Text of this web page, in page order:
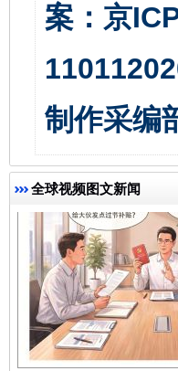
案：京
制作采编
全球视频图文新闻
千年窑火 生
揭开“小金库”